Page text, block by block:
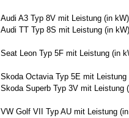
Audi A3 Typ 8V mit Leistung (in
Audi TT Typ 8S mit Leistung (in
Seat Leon Typ 5F mit Leistung (in
Skoda Octavia Typ 5E mit
Skoda Superb Typ 3V mit Leistung
VW Golf VII Typ AU mit Leistung